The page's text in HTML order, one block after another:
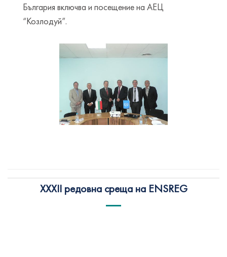
България включва и посещение на АЕЦ
“Козлодуй”.
XXXII редовна среща на ENSREG